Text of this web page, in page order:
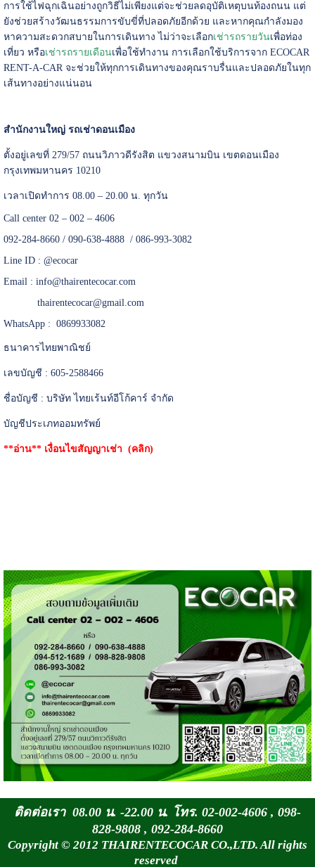
การใช้ไฟฉุกเฉินอย่างถูกวิธีไม่เพียงแต่จะช่วยลดอุบัติเหตุบนท้องถนน แต่
ยังช่วยสร้างวัฒนธรรมการขับขี่ที่ปลอดภัยอีกด้วย และหากคุณกำลังมอง
หาความสะดวกสบายในการเดินทาง ไม่ว่าจะเลือกเช่ารถรายวันเพื่อท่อง
เที่ยว หรือเช่ารถรายเดือนเพื่อใช้ทำงาน การเลือกใช้บริการจาก ECOCAR
RENT-A-CAR จะช่วยให้ทุกการเดินทางของคุณราบรื่นและปลอดภัยในทุก
เส้นทางอย่างแน่นอน
สำนักงานใหญ่ รถเช่าดอนเมือง
ตั้งอยู่เลขที่ 279/57 ถนนวิภาวดีรังสิต แขวงสนามบิน เขตดอนเมือง
กรุงเทพมหานคร 10210
เวลาเปิดทำการ 08.00 – 20.00 น. ทุกวัน
Call center 02 – 002 – 4606
092-284-8660 / 090-638-4888 / 086-993-3082
Line ID : @ecocar
Email : info@thairentecocar.com
thairentecocar@gmail.com
WhatsApp : 0869933082
ธนาคารไทยพาณิชย์
เลขบัญชี : 605-2588466
ชื่อบัญชี : บริษัท ไทยเร้นท์อีโก้คาร์ จำกัด
บัญชีประเภทออมทรัพย์
**อ่าน** เงื่อนไขสัญญาเช่า (คลิก)
ติดต่อเรา 08.00 น. -22.00 น. โทร. 02-002-4606 , 098-
828-9808 , 092-284-8660
Copyright © 2012 THAIRENTECOCAR CO.,LTD. All rights
reserved